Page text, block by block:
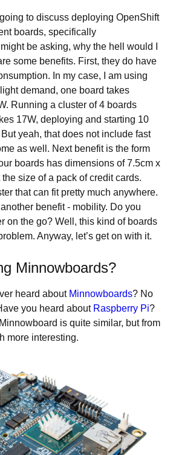
to discuss deploying OpenShift
boards, specifically
be asking, why the hell would I
some benefits. First, they do have
In my case, I am using
demand, one board takes
Running a cluster of 4 boards
17W, deploying and starting 10
yeah, that does not include fast
as well. Next benefit is the form
boards has dimensions of 7.5cm x
size of a pack of credit cards.
that can fit pretty much anywhere.
benefit - mobility. Do you
on the go? Well, this kind of boards
Anyway, let’s get on with it.
Minnowboards?
heard about Minnowboards? No
you heard about Raspberry Pi?
is quite similar, but from
more interesting.